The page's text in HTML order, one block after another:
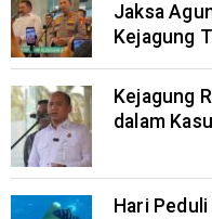
Jaksa
Kejagung
Kejagung
dalam
Hari